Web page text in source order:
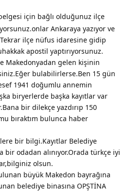
için bağlı olduğunuz ilçe
Ankaraya yazıyor ve
ilçe nüfus idaresine gidip
apostil yaptırıyorsunuz.
Makedonyadan gelen kişinin
bulabilirlerse.Ben 15 gün
1941 doğumlu annemin
biryerlerde başka kayıtlar var
bir dilekçe yazdırıp 150
bıraktım bulunca haber
bir bilgi.Kayıtlar Belediye
bir odadan alınıyor.Orada türkçe iyi
olsun.
büyük Makedon bayrağına
belediye binasına OPŞTİNA